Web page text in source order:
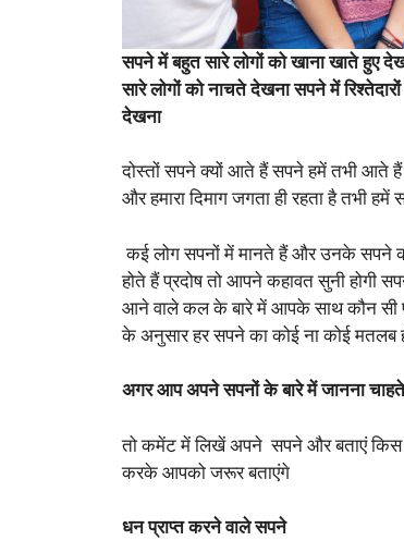
सपने में बहुत सारे लोगों को खाना खाते हुए
सारे लोगों को नाचते देखना सपने में
देखना
दोस्तों सपने क्यों आते हैं सपने हमें तभी आते हैं
और हमारा दिमाग जगता ही रहता है तभी
कई लोग सपनों में मानते हैं और उनके सपने
होते हैं प्रदोष तो आपने कहावत सुनी
आने वाले कल के बारे में आपके साथ कौन सी
के अनुसार हर सपने का कोई ना कोई मतलब
अगर आप अपने सपनों के बारे में जानना
तो कमेंट में लिखें अपने सपने और बताएं किस
करके आपको जरूर बताएंगे
धन प्राप्त करने वाले सपने